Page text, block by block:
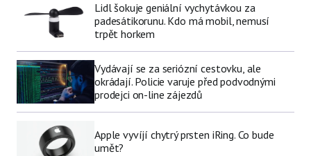
Lidl šokuje geniální vychytávkou za
padesátikorunu. Kdo má mobil, nemusí
trpět horkem
Vydávají se za seriózní cestovku, ale
okrádají. Policie varuje před podvodnými
prodejci on-line zájezdů
Apple vyvíjí chytrý prsten iRing. Co bude
umět?